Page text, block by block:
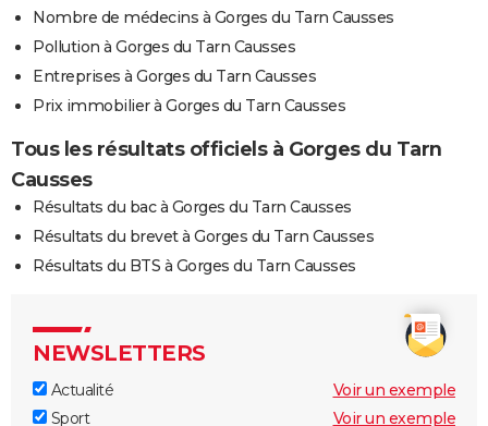
Nombre de médecins à Gorges du Tarn Causses
Pollution à Gorges du Tarn Causses
Entreprises à Gorges du Tarn Causses
Prix immobilier à Gorges du Tarn Causses
Tous les résultats officiels à Gorges du Tarn
Causses
Résultats du bac à Gorges du Tarn Causses
Résultats du brevet à Gorges du Tarn Causses
Résultats du BTS à Gorges du Tarn Causses
NEWSLETTERS
Actualité
Voir un exemple
Sport
Voir un exemple